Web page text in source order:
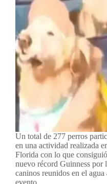
Un total de 277 perros
en una actividad realizada
Florida con lo que
nuevo récord Guinness por
caninos reunidos en el
evento…